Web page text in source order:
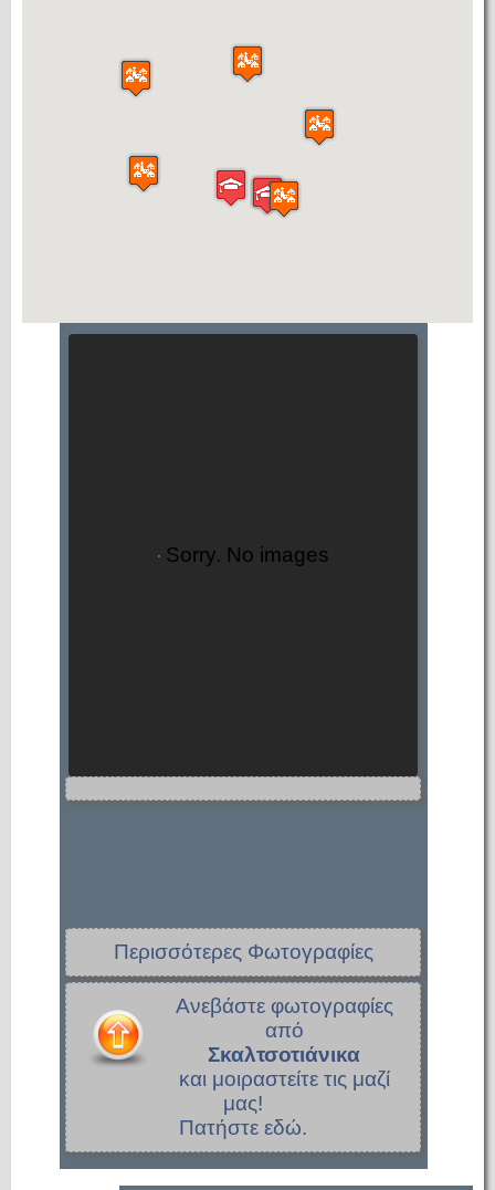
Sorry. No images
Περισσότερες Φωτογραφίες
Ανεβάστε φωτογραφίες
από
Σκαλτσοτιάνικα
και μοιραστείτε τις μαζί
μας!
Πατήστε εδώ.